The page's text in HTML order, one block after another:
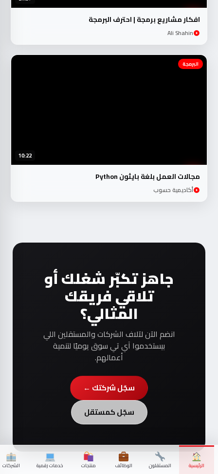
افكار مشاريع برمجة | احترف البرمجة
Ali Shahin
10:22
البرمجة
مجالات العمل بلغة بايثون Python
أكاديمية حسوب
جاهز تكبّر شغلك أو
تلاقي فريقك
المثالي؟
انضم الآن لآلاف الشركات والمستقلين اللي
بيستخدموا آي تي سوق يوميًا لتنمية
أعمالهم.
سجّل شركتك ←
سجّل كمستقل
الرئيسية المستقلون الوظائف منتجات خدمات رقمية الشركات